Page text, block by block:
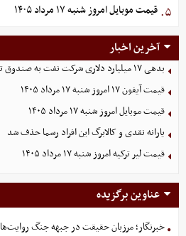
۵. قیمت موبایل‌ امروز شنبه ۱۷ مرداد ۱۴۰۵
آخرین اخبار
بدهی ١٧ میلیارد دلاری شرکت نفت به صندوق توسعه
قیمت آیفون ۱۷ امروز شنبه ۱۷ مرداد ۱۴۰۵
قیمت موبایل‌ امروز شنبه ۱۷ مرداد ۱۴۰۵
یارانه نقدی و کالابرگ این افراد رسما حذف شد
قیمت لیر ترکیه امروز شنبه ۱۷ مرداد ۱۴۰۵
عناوین برگزیده
خبرنگار؛ مرزبان حقیقت در جبهه جنگ روایت‌ها